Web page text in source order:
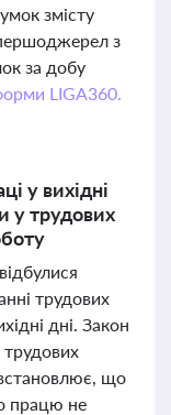
змісту
з
за добу
LIGA360.
у вихідні
у трудових
трудових
дні. Закон
що
працю не